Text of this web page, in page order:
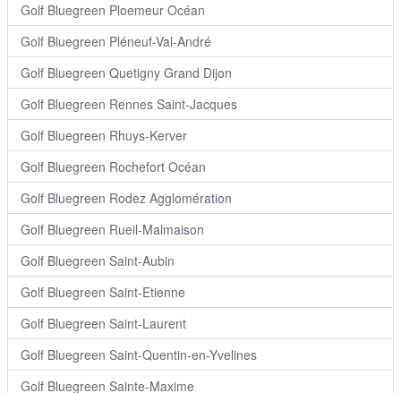
Golf Bluegreen Ploemeur Océan
Golf Bluegreen Pléneuf-Val-André
Golf Bluegreen Quetigny Grand Dijon
Golf Bluegreen Rennes Saint-Jacques
Golf Bluegreen Rhuys-Kerver
Golf Bluegreen Rochefort Océan
Golf Bluegreen Rodez Agglomération
Golf Bluegreen Rueil-Malmaison
Golf Bluegreen Saint-Aubin
Golf Bluegreen Saint-Etienne
Golf Bluegreen Saint-Laurent
Golf Bluegreen Saint-Quentin-en-Yvelines
Golf Bluegreen Sainte-Maxime